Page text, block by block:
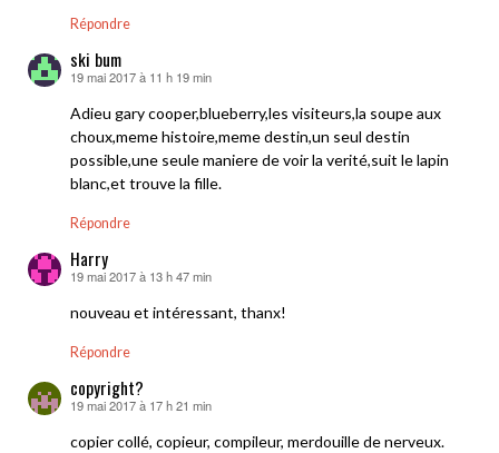
Répondre
ski bum
dit :
19 mai 2017 à 11 h 19 min
Adieu gary cooper,blueberry,les visiteurs,la soupe aux
choux,meme histoire,meme destin,un seul destin
possible,une seule maniere de voir la verité,suit le lapin
blanc,et trouve la fille.
Répondre
Harry
dit :
19 mai 2017 à 13 h 47 min
nouveau et intéressant, thanx!
Répondre
copyright?
dit :
19 mai 2017 à 17 h 21 min
copier collé, copieur, compileur, merdouille de nerveux.